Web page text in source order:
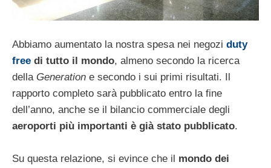
Abbiamo aumentato la nostra spesa nei negozi duty
free di tutto il mondo, almeno secondo la ricerca
della Generation e secondo i sui primi risultati. Il
rapporto completo sarà pubblicato entro la fine
dell’anno, anche se il bilancio commerciale degli
aeroporti più importanti è già stato pubblicato.
Su questa relazione, si evince che il mondo dei